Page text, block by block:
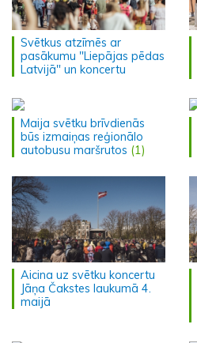
Svētkus atzīmēs ar
pasākumu "Liepājas pēdas
Latvijā" un koncertu
Maija svētku brīvdienās
būs izmaiņas reģionālo
autobusu maršrutos (1)
Aicina uz svētku koncertu
Jāņa Čakstes laukumā 4.
maijā